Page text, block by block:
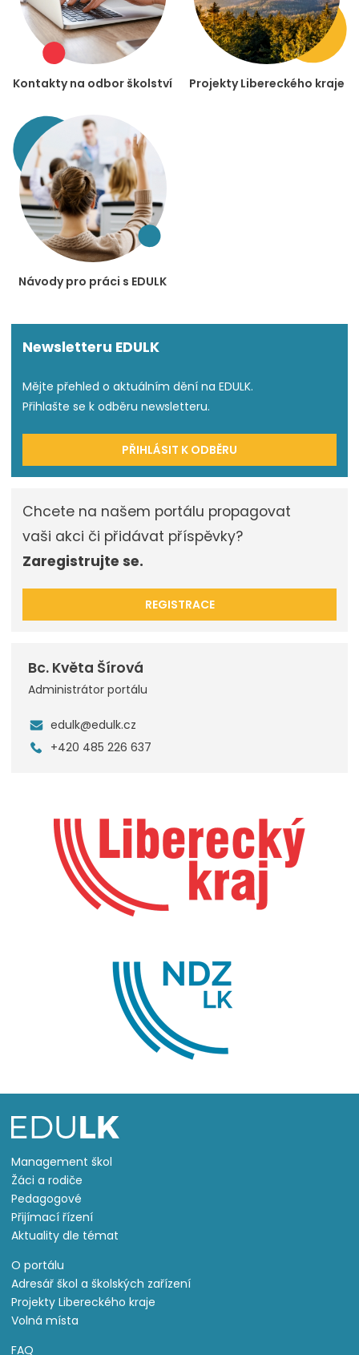
Kontakty na odbor školství Projekty Libereckého kraje
Návody pro práci s EDULK
Newsletteru EDULK
Mějte přehled o aktuálním dění na EDULK.
Přihlašte se k odběru newsletteru.
PŘIHLÁSIT K ODBĚRU
Chcete na našem portálu propagovat
vaši akci či přidávat příspěvky?
Zaregistrujte se.
REGISTRACE
Bc. Květa Šírová
Administrátor portálu
edulk@edulk.cz
+420 485 226 637
Management škol
Žáci a rodiče
Pedagogové
Přijímací řízení
Aktuality dle témat
O portálu
Adresář škol a školských zařízení
Projekty Libereckého kraje
Volná místa
FAQ